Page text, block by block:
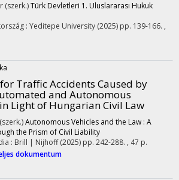
(szerk.)Türk Devletleri 1. Uluslararası Hukuk
: Yeditepe University (2025) pp. 139-166. ,
Traffic Accidents Caused by
and Autonomous
Light of Hungarian Civil Law
Autonomous Vehicles and the Law : A
the Prism of Civil Liability
: Brill | Nijhoff (2025) pp. 242-288. , 47 p.
dokumentum